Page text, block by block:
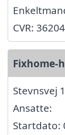
CVR:
Fixhome-
Stevnsvej
Ansatte:
Startdato: